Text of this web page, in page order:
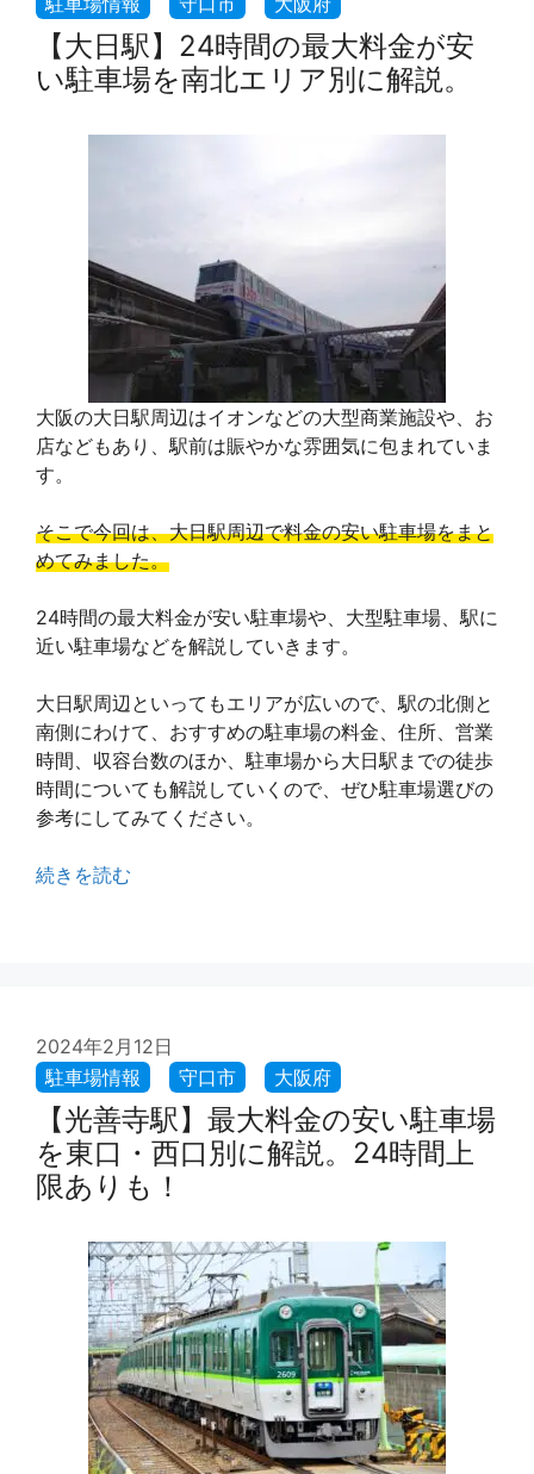
【大日駅】24時間の最大料金が安
い駐車場を南北エリア別に解説。
大阪の大日駅周辺はイオンなどの大型商業施設や、お
店などもあり、駅前は賑やかな雰囲気に包まれていま
す。
そこで今回は、大日駅周辺で料金の安い駐車場をまと
めてみました。
24時間の最大料金が安い駐車場や、大型駐車場、駅に
近い駐車場などを解説していきます。
大日駅周辺といってもエリアが広いので、駅の北側と
南側にわけて、おすすめの駐車場の料金、住所、営業
時間、収容台数のほか、駐車場から大日駅までの徒歩
時間についても解説していくので、ぜひ駐車場選びの
参考にしてみてください。
続きを読む
2024年2月12日
【光善寺駅】最大料金の安い駐車場
を東口・西口別に解説。24時間上
限ありも！